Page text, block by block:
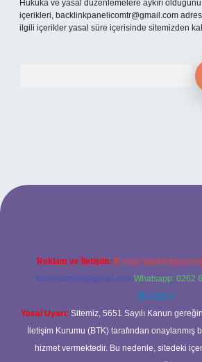
Hukuka ve yasal düzenlemelere aykırı
içerikleri, backlinkpanelicomtr@gmail.com
ilgili içerikler yasal süre içerisinde sitemizden
Reklam ve İletişim: E-mail:
forumhizmeti@gmail.com Whatsapp: 0262
@karabul
Yasal Uyarı: Sitemiz, 5651 Sayılı Kanun
İletişim Kurumu (BTK) tarafından onaylanmış
hizmet vermektedir. Bu nedenle, sitedeki